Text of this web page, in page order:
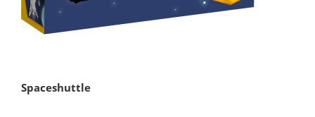
Spaceshuttle